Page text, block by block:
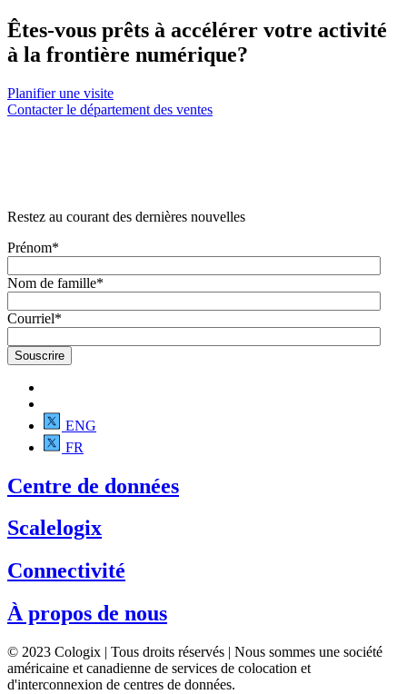
Êtes-vous prêts à accélérer votre activité
à la frontière numérique?
Planifier une visite
Contacter le département des ventes
Restez au courant des dernières nouvelles
Prénom*
Nom de famille*
Courriel*
ENG
FR
Centre de données
Scalelogix
Connectivité
À propos de nous
© 2023 Cologix | Tous droits réservés | Nous sommes une société
américaine et canadienne de services de colocation et
d'interconnexion de centres de données.